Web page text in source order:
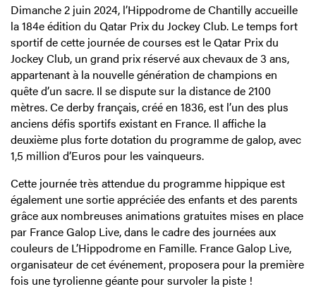
Dimanche 2 juin 2024, l’Hippodrome de Chantilly accueille
la 184e édition du Qatar Prix du Jockey Club. Le temps fort
sportif de cette journée de courses est le Qatar Prix du
Jockey Club, un grand prix réservé aux chevaux de 3 ans,
appartenant à la nouvelle génération de champions en
quête d’un sacre. Il se dispute sur la distance de 2100
mètres. Ce derby français, créé en 1836, est l’un des plus
anciens défis sportifs existant en France. Il affiche la
deuxième plus forte dotation du programme de galop, avec
1,5 million d’Euros pour les vainqueurs.
Cette journée très attendue du programme hippique est
également une sortie appréciée des enfants et des parents
grâce aux nombreuses animations gratuites mises en place
par France Galop Live, dans le cadre des journées aux
couleurs de L’Hippodrome en Famille. France Galop Live,
organisateur de cet événement, proposera pour la première
fois une tyrolienne géante pour survoler la piste !